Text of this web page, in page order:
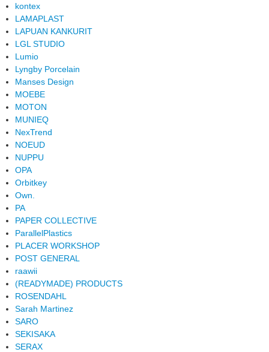
kontex
LAMAPLAST
LAPUAN KANKURIT
LGL STUDIO
Lumio
Lyngby Porcelain
Manses Design
MOEBE
MOTON
MUNIEQ
NexTrend
NOEUD
NUPPU
OPA
Orbitkey
Own.
PA
PAPER COLLECTIVE
ParallelPlastics
PLACER WORKSHOP
POST GENERAL
raawii
(READYMADE) PRODUCTS
ROSENDAHL
Sarah Martinez
SARO
SEKISAKA
SERAX